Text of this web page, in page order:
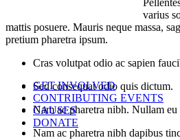
GET INVOLVED
CONTRIBUTING EVENTS
CAUSES
DONATE
varius
mattis posuere. Mauris neque massa,
pretium pharetra ipsum.
Cras volutpat odio ac sapien
Sed consequat odio quis dictum.
Nam ac pharetra nibh. Nullam eu
Nam ac pharetra nibh dapibus